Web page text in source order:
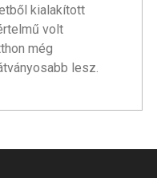
kialakított
volt
még
lesz.